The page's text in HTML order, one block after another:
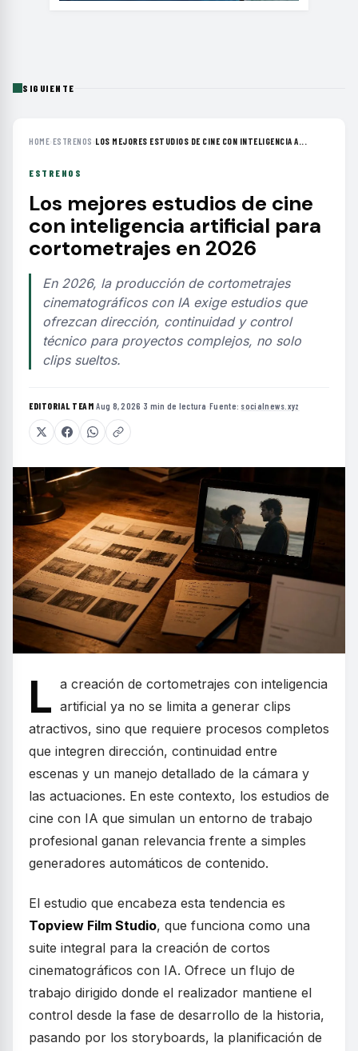
SIGUIENTE
HOME›ESTRENOS ›LOS MEJORES ESTUDIOS DE CINE CON INTELIGENCIA A...
ESTRENOS
Los mejores estudios de cine
con inteligencia artificial para
cortometrajes en 2026
En 2026, la producción de cortometrajes
cinematográficos con IA exige estudios que
ofrezcan dirección, continuidad y control
técnico para proyectos complejos, no solo
clips sueltos.
EDITORIAL TEAM·Aug 8, 2026 ·3 min de lectura ·Fuente: socialnews.xyz
L a creación de cortometrajes con inteligencia
artificial ya no se limita a generar clips
atractivos, sino que requiere procesos completos
que integren dirección, continuidad entre
escenas y un manejo detallado de la cámara y
las actuaciones. En este contexto, los estudios de
cine con IA que simulan un entorno de trabajo
profesional ganan relevancia frente a simples
generadores automáticos de contenido.
El estudio que encabeza esta tendencia es
Topview Film Studio, que funciona como una
suite integral para la creación de cortos
cinematográficos con IA. Ofrece un flujo de
trabajo dirigido donde el realizador mantiene el
control desde la fase de desarrollo de la historia,
pasando por los storyboards, la planificación de